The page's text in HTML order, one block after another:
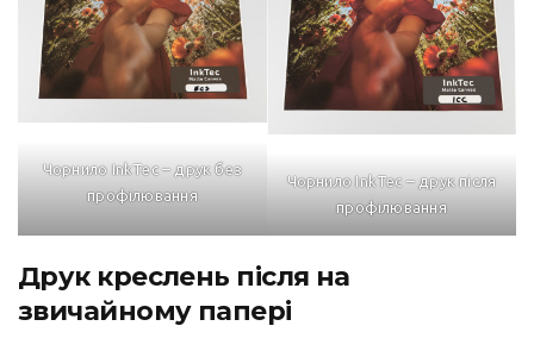
Чорнило InkTec – друк без
профілювання
Чорнило InkTec – друк після
профілювання
Друк креслень після на
звичайному папері